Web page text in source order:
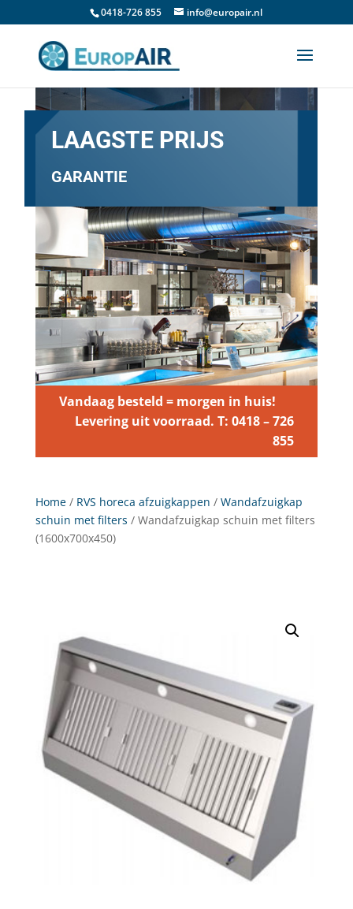
0418-726 855 info@europair.nl
LAAGSTE PRIJS
GARANTIE
Vandaag besteld = morgen in huis!
Levering uit voorraad. T: 0418 – 726
855
Home/ RVS horeca afzuigkappen / Wandafzuigkap
schuin met filters / Wandafzuigkap schuin met filters
(1600x700x450)